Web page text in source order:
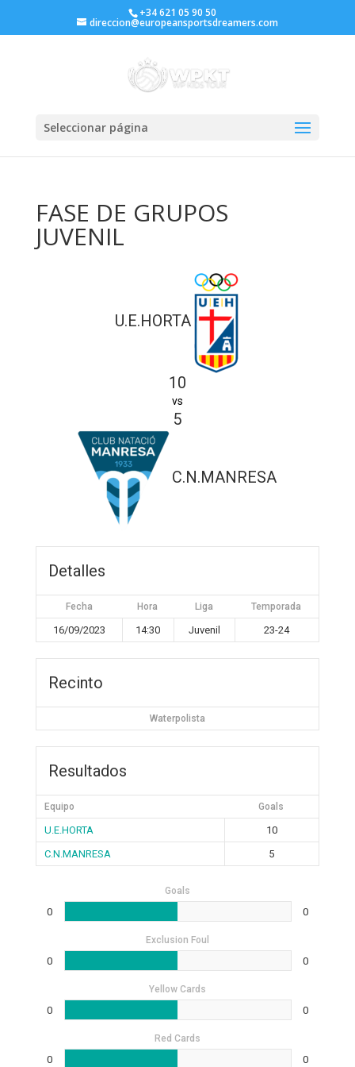
+34 621 05 90 50
direccion@europeansportsdreamers.com
Seleccionar página
FASE DE GRUPOS
JUVENIL
U.E.HORTA
10
vs
5
C.N.MANRESA
Detalles
Fecha Hora Liga Temporada
16/09/2023 14:30 Juvenil 23-24
Recinto
Waterpolista
Resultados
Equipo Goals
U.E.HORTA
10
C.N.MANRESA
5
Goals
0 0
Exclusion Foul
0 0
Yellow Cards
0 0
Red Cards
0 0